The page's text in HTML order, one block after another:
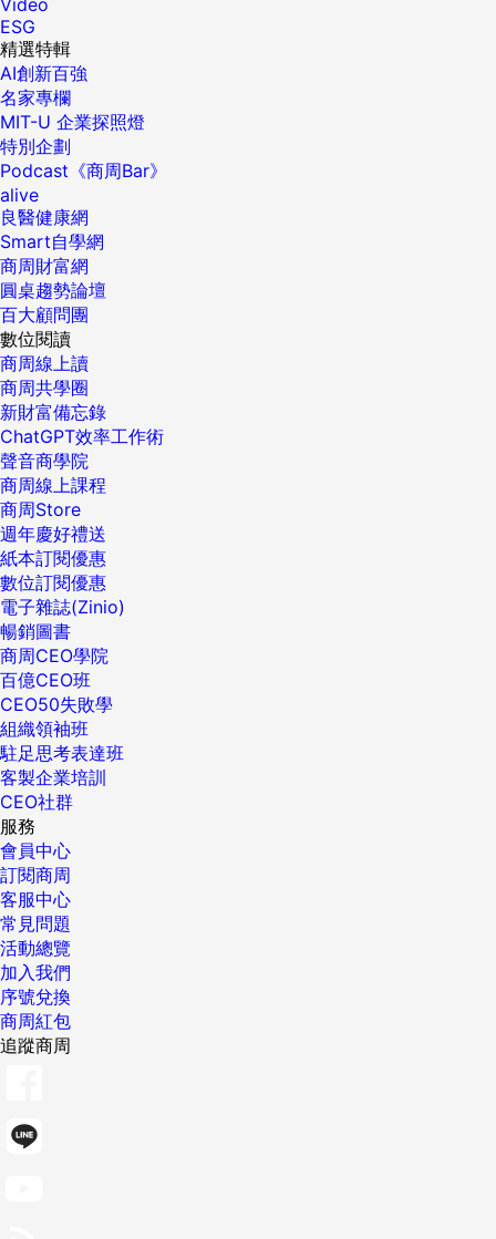
ESG
精選特輯
AI創新百強
名家專欄
MIT-U 企業探照燈
特別企劃
Podcast《商周Bar》
alive
良醫健康網
Smart自學網
商周財富網
圓桌趨勢論壇
百大顧問團
數位閱讀
商周線上讀
商周共學圈
新財富備忘錄
ChatGPT效率工作術
聲音商學院
商周線上課程
商周Store
週年慶好禮送
紙本訂閱優惠
數位訂閱優惠
電子雜誌(Zinio)
暢銷圖書
商周CEO學院
百億CEO班
CEO50失敗學
組織領袖班
駐足思考表達班
客製企業培訓
CEO社群
服務
會員中心
訂閱商周
客服中心
常見問題
活動總覽
加入我們
序號兌換
商周紅包
追蹤商周